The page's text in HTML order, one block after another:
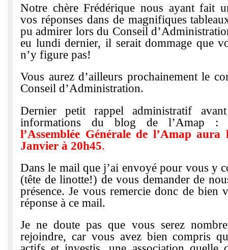
Notre chère Frédérique nous ayant fait
vos réponses dans de magnifiques
pu admirer lors du Conseil
eu lundi dernier, il serait dommage que
n’y figure pas!
Vous aurez d’ailleurs prochainement le
Conseil d’Administration.
Dernier petit rappel administratif
informations du blog de l’Amap :
l’Assemblée Générale de l’Amap
Janvier à 20h45.
Dans le mail que j’ai envoyé pour vous y
(tête de linotte!) de vous demander de
présence. Je vous remercie donc de bien
réponse à ce mail.
Je ne doute pas que vous serez
rejoindre, car vous avez bien compris